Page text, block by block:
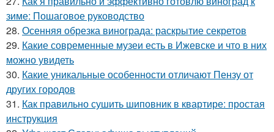
зиме: Пошаговое руководство
28. Осенняя обрезка винограда: раскрытие секретов
29. Какие современные музеи есть в Ижевске и что в них
можно увидеть
30. Какие уникальные особенности отличают Пензу от
других городов
31. Как правильно сушить шиповник в квартире: простая
инструкция